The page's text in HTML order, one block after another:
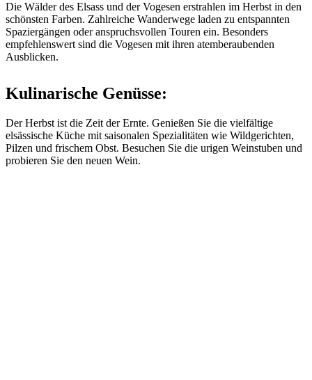
Die Wälder des Elsass und der Vogesen erstrahlen im Herbst in den
schönsten Farben. Zahlreiche Wanderwege laden zu entspannten
Spaziergängen oder anspruchsvollen Touren ein. Besonders
empfehlenswert sind die Vogesen mit ihren atemberaubenden
Ausblicken.
Kulinarische Genüsse:
Der Herbst ist die Zeit der Ernte. Genießen Sie die vielfältige
elsässische Küche mit saisonalen Spezialitäten wie Wildgerichten,
Pilzen und frischem Obst. Besuchen Sie die urigen Weinstuben und
probieren Sie den neuen Wein.